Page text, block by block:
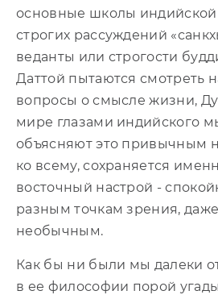
основные школы
строгих рассуждений
веданты или строгости
Даттой пытаются смотреть
вопросы о смысле жизни,
мире глазами индийского
объясняют это привычным
ко всему, сохраняется
восточный настрой -
разным точкам зрения,
необычным.
Как бы ни были мы далеки
в ее философии порой